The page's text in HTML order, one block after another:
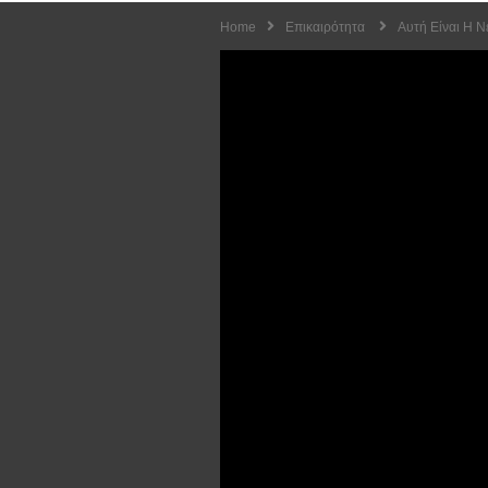
Home Επικαιρότητα Αυτή Είναι Η